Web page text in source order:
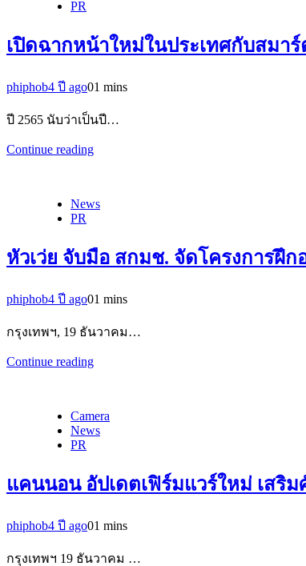
PR
เปิดฉากหน้าใหม่ในประเทศกับสมา
phiphob4 ปี ago01 mins
ปี 2565 นับว่าเป็นปี…
Continue reading
News
PR
หัวเว่ย จับมือ สกมช. จัดโครงการฝึ
phiphob4 ปี ago01 mins
กรุงเทพฯ, 19 ธันวาคม…
Continue reading
Camera
News
PR
แคนนอน อัปเดตเฟิร์มแวร์ใหม่ เส
phiphob4 ปี ago01 mins
กรุงเทพฯ 19 ธันวาคม …